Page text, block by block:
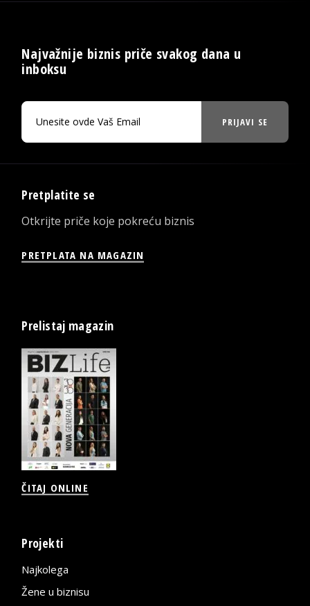
Najvažnije biznis priče svakog dana u
inboksu
PRIJAVI SE
Pretplatite se
Otkrijte priče koje pokreću biznis
PRETPLATA NA MAGAZIN
Prelistaj magazin
ČITAJ ONLINE
Projekti
Najkolega
Žene u biznisu